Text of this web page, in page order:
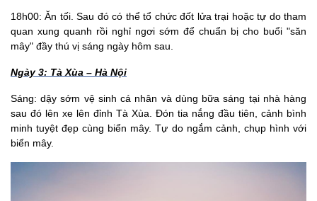
18h00: Ăn tối. Sau đó có thể tổ chức đốt lửa trại hoặc tự do tham
quan xung quanh rồi nghỉ ngơi sớm để chuẩn bị cho buổi "săn
mây" đầy thú vị sáng ngày hôm sau.
Ngày 3: Tà Xùa – Hà Nội
Sáng: dậy sớm vệ sinh cá nhân và dùng bữa sáng tại nhà hàng
sau đó lên xe lên đỉnh Tà Xùa. Đón tia nắng đầu tiên, cảnh bình
minh tuyệt đẹp cùng biển mây. Tự do ngắm cảnh, chụp hình với
biển mây.